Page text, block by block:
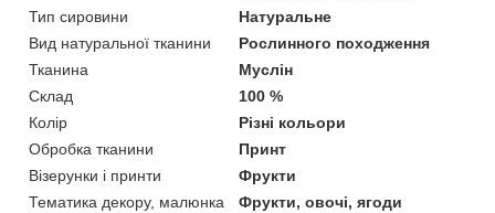
Тип сировини
Натуральне
Вид натуральної тканини
Рослинного походження
Тканина
Муслін
Склад
100 %
Колір
Різні кольори
Обробка тканини
Принт
Візерунки і принти
Фрукти
Тематика декору, малюнка
Фрукти, овочі, ягоди